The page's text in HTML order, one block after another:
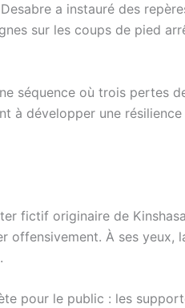
a instauré des
sur les coups de pied
séquence où trois pertes
à développer une
fictif originaire de
offensivement. À ses
pour le public : les